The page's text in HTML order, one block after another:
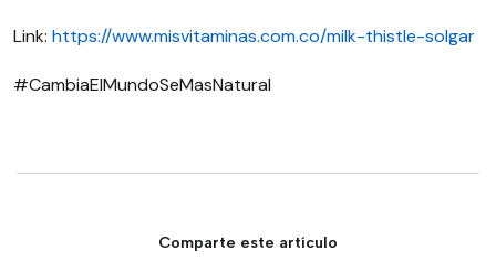
Link: https://www.misvitaminas.com.co/milk-thistle-solgar
#CambiaElMundoSeMasNatural
Comparte este artículo